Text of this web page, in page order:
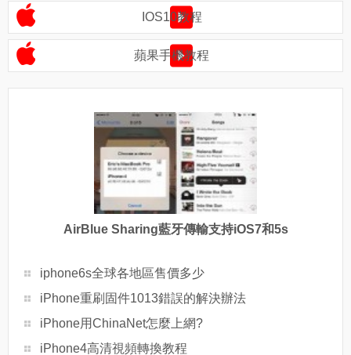
IOS10教程
蘋果手機教程
AirBlue Sharing藍牙傳輸支持iOS7和5s
iphone6s全球各地區售價多少
iPhone重刷固件1013錯誤的解決辦法
iPhone用ChinaNet怎麼上網?
iPhone4高清視頻轉換教程